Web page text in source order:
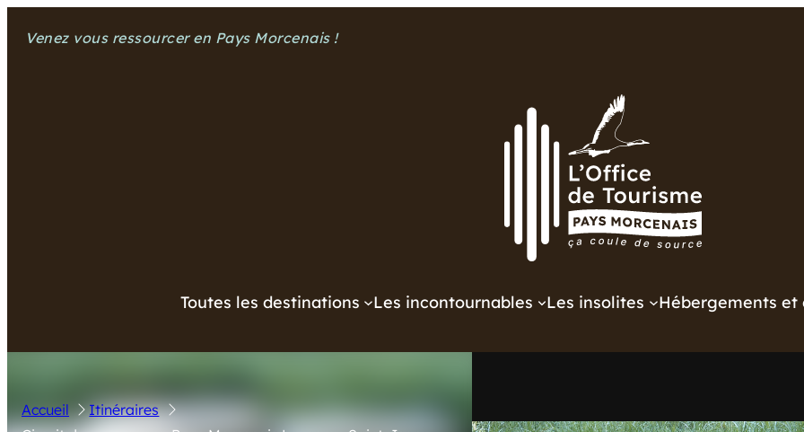
Venez vous ressourcer en Pays Morcenais !
Toutes les destinations Les incontournables Les insolites Hébergements et
Accueil
Itinéraires